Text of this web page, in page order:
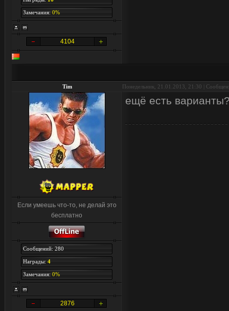
Замечания: 0%
4104
Tim Понедельник, 21.01.2013, 21:30 |
Если умеешь что-то, не делай это
бесплатно
Сообщений: 280
Награды: 4
Замечания: 0%
2876
ещё есть